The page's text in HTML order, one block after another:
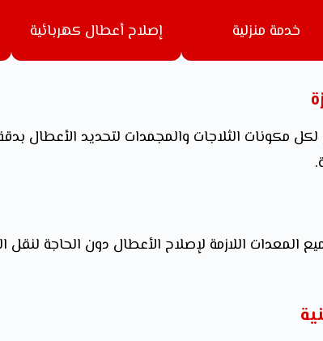
خدمة منزلية إصلاح أعطال كهربائية
مكونات الثلاجات والمجمدات لتحديد الأعطال
المعدات اللازمة لإصلاح الأعطال دون الحاجة لنقل